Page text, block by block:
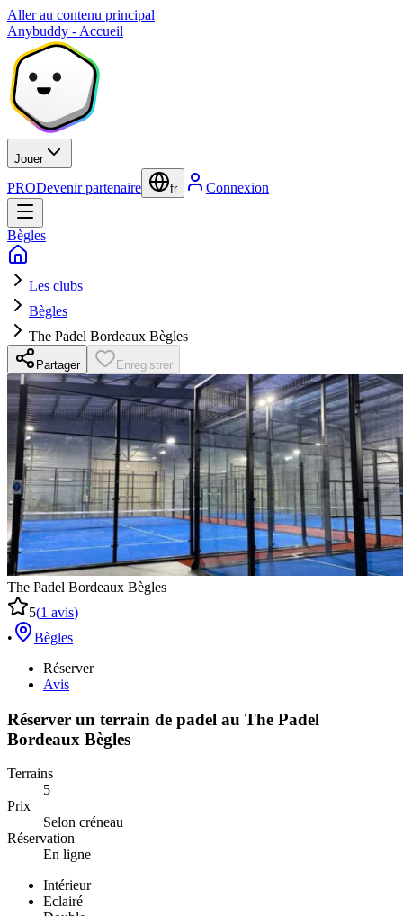
Aller au contenu principal
Anybuddy - Accueil
Jouer
PRODevenir partenaire fr Connexion
Bègles
Les clubs
Bègles
The Padel Bordeaux Bègles
Partager Enregistrer
The Padel Bordeaux Bègles
5(1 avis)
•
Bègles
Réserver
Avis
Réserver un terrain de padel au The Padel
Bordeaux Bègles
Terrains
5
Prix
Selon créneau
Réservation
En ligne
Intérieur
Eclairé